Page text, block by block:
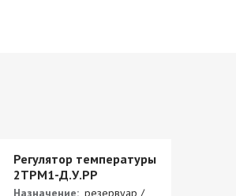
Регулятор температуры
2ТРМ1-Д.У.РР
Назначение: резервуар /